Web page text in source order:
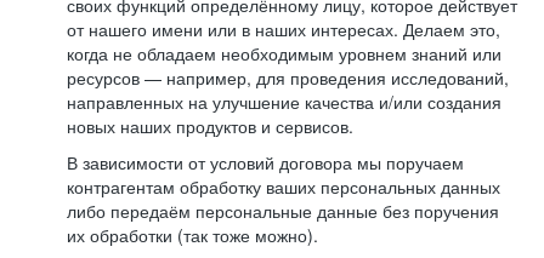
своих функций определённому лицу, которое действует
от нашего имени или в наших интересах. Делаем это,
когда не обладаем необходимым уровнем знаний или
ресурсов — например, для проведения исследований,
направленных на улучшение качества и/или создания
новых наших продуктов и сервисов.
В зависимости от условий договора мы поручаем
контрагентам обработку ваших персональных данных
либо передаём персональные данные без поручения
их обработки (так тоже можно).